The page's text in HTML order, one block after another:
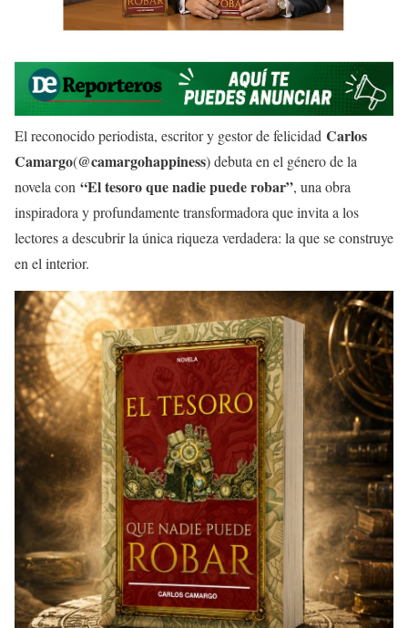
El reconocido periodista, escritor y gestor de felicidad Carlos
Camargo(@camargohappiness) debuta en el género de la
novela con “El tesoro que nadie puede robar”, una obra
inspiradora y profundamente transformadora que invita a los
lectores a descubrir la única riqueza verdadera: la que se construye
en el interior.